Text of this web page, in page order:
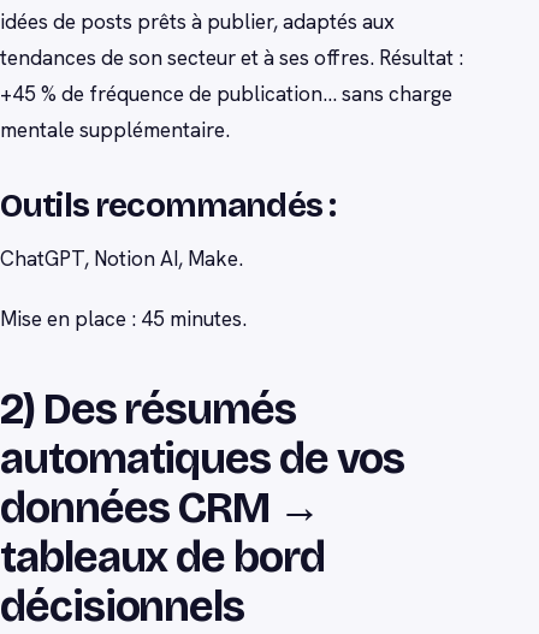
idées de posts prêts à publier, adaptés aux
tendances de son secteur et à ses offres. Résultat :
+45 % de fréquence de publication… sans charge
mentale supplémentaire.
Outils recommandés :
ChatGPT, Notion AI, Make.
Mise en place : 45 minutes.
2) Des résumés
automatiques de vos
données CRM →
tableaux de bord
décisionnels